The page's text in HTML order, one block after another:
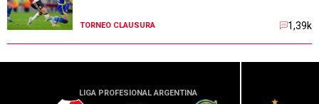
TORNEO CLAUSURA 1,39k
LIGA PROFESIONAL ARGENTINA